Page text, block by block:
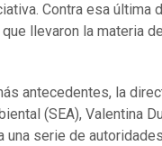
Contra esa última
llevaron la materia
antecedentes, la
(SEA), Valentina
una serie de